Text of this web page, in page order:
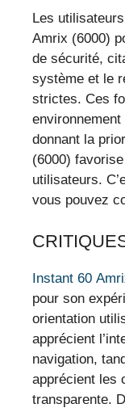
Les
Amrix (6000)
de sécurité,
système et le
strictes. Ces
donnant la
(6000)
utilisateurs.
vous pouvez
Instant 60
pour son
orientation
apprécient
navigation,
apprécient les
transparente.